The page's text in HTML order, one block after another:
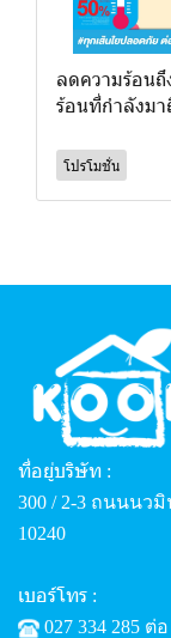
ลดความร้อน
ร้อนที่กำลังมา
โปรโมชั่น
ที่อยู่บริษัท :
300 / 2-3 ถนนนว
10240
เบอร์โทร :
027 334 285 ต่